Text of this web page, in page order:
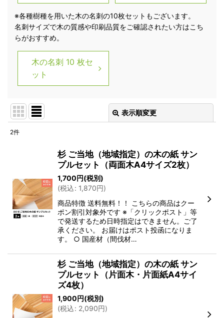
※各種樹種を用いた木の名刺の10枚セットもございます。
名刺サイズで木の質感や印刷品質をご確認されたい方はこち
らがおすすめ。
木の名刺 10 枚セ
ット
表示順変更
2件
杉 ご当地（地域指定）の木の紙 サン
プルセット（両面木A4サイズ2枚）
1,700円(税別)
(税込: 1,870円)
商品特徴 送料無料！！ こちらの商品はクー
ポン割引対象外です ※「クリックポスト」等
で発送するため日時指定はできません。ご了
承ください。 お届けはポスト投函になりま
す。 ○ 国産材（間伐材…
杉 ご当地（地域指定）の木の紙 サン
プルセット（片面木・片面紙A4サイ
ズ4枚）
1,900円(税別)
(税込: 2,090円)